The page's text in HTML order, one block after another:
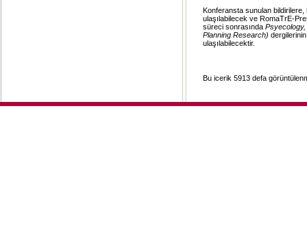
Konferansta sunulan
ulaşılabilecek ve RomaTrE-
süreci sonrasında
Planning Research)
ulaşılabilecektir.
Bu icerik 5913 defa